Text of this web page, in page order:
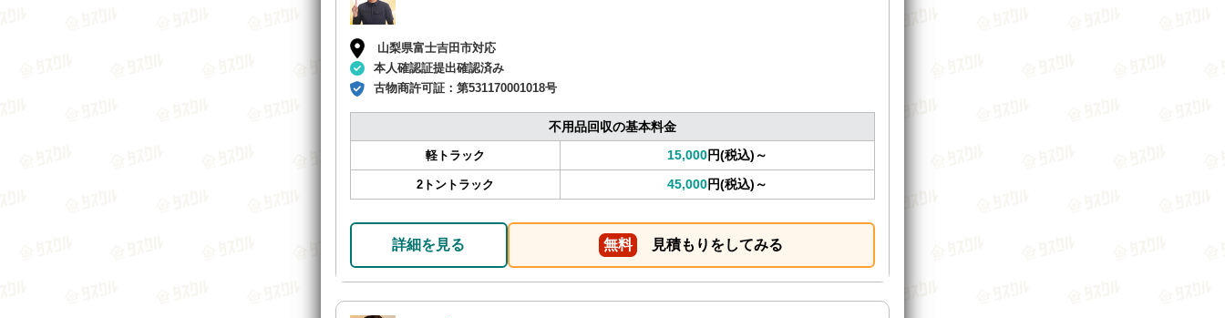
山梨県富士吉田市対応
本人確認証提出確認済み
古物商許可証： 第531170001018号
不用品回収の基本料金
軽トラック 15,000円(税込)～
2トントラック 45,000円(税込)～
詳細を見る 無料 見積もりをしてみる